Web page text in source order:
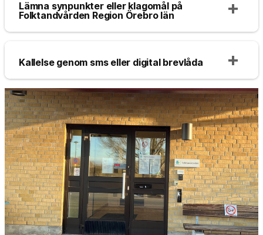
Lämna synpunkter eller klagomål på
Folktandvården Region Örebro län
Kallelse genom sms eller digital brevlåda